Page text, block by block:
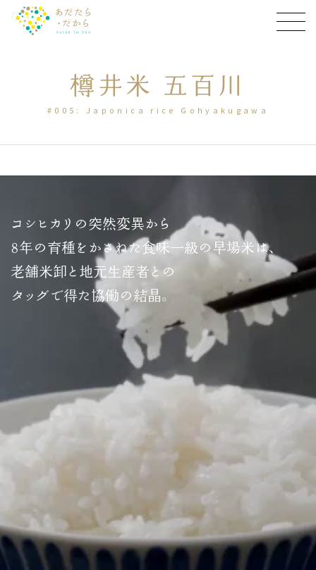
樽井米 五百川
#005: Japonica rice Gohyakugawa
コシヒカリの突然変異から
8年の育種をかさねた食味一級の早場米は、
老舗米卸と地元生産者との
タッグで得た協働の結晶。